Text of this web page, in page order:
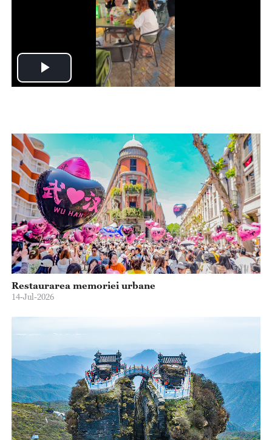
Play
Restaurarea memoriei urbane
14-Jul-2026